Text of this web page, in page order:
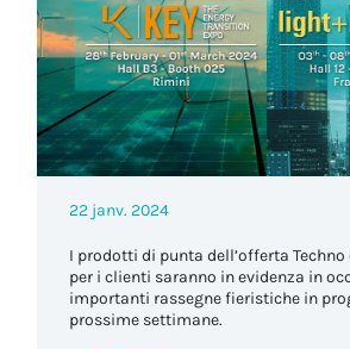
22 janv. 2024
I prodotti di punta dell’offerta
per i clienti saranno in evidenza in
importanti rassegne fieristiche in
prossime settimane.